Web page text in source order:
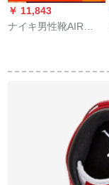
￥ 11,843
ナイキ男性靴AIR
ポーツブーツbauc sh